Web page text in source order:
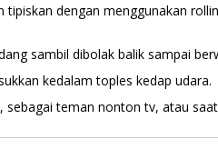
tipiskan dengan menggunakan
sambil dibolak balik sampai
kedalam toples kedap udara.
sebagai teman nonton tv, atau